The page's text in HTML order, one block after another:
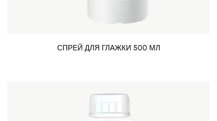
СПРЕЙ ДЛЯ ГЛАЖКИ 500 МЛ